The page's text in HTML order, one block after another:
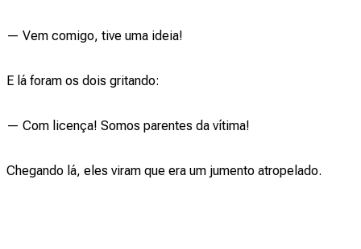
— Vem comigo, tive uma ideia!
E lá foram os dois gritando:
— Com licença! Somos parentes da vítima!
Chegando lá, eles viram que era um jumento atropelado.